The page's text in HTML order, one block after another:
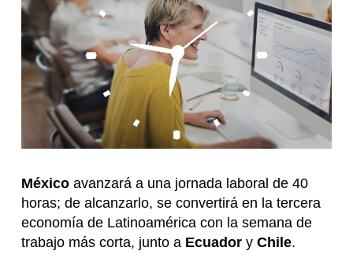
Méxicoavanzará a una jornada laboral de 40
horas; de alcanzarlo, se convertirá en la tercera
economía de Latinoamérica con la semana de
trabajo más corta, junto a Ecuadory Chile.